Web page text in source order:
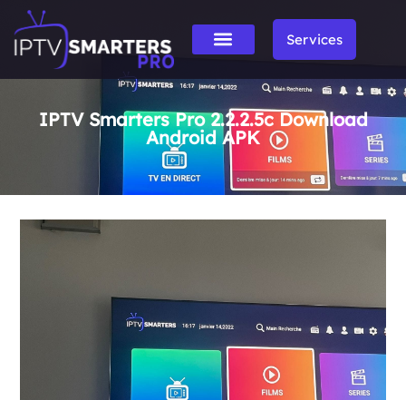
Services
IPTV Smarters Pro 2.2.2.5c Download
Android APK